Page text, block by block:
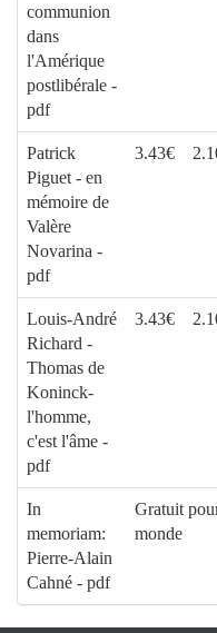
communion
dans
l'Amérique
postlibérale -
pdf
Patrick
Piguet - en
mémoire de
Valère
Novarina -
pdf
3.43€
Louis-André
Richard -
Thomas de
Koninck-
l'homme,
c'est l'âme -
pdf
3.43€
In
memoriam:
Pierre-Alain
Cahné - pdf
Gratuit
monde